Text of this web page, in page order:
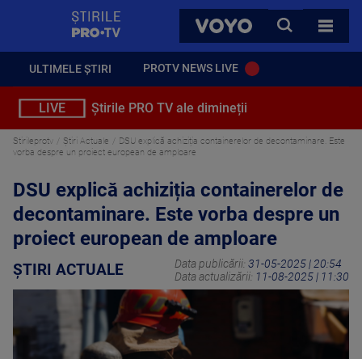
VOYO
CAUTA
TOATE
ULTIMELE ȘTIRI PROTV NEWS LIVE
LIVE Știrile PRO TV ale dimineții
Stirileprotv Știri Actuale
DSU explică achiziția containerelor de decontaminare. Este
vorba despre un proiect european de amploare
DSU explică achiziția containerelor de
decontaminare. Este vorba despre un
proiect european de amploare
ȘTIRI ACTUALE Data publicării: 31-05-2025 | 20:54
Data actualizării: 11-08-2025 | 11:30